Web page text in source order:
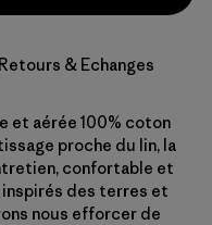
& Echanges
et aérée 100% coton
proche du lin, la
confortable et
des terres et
nous efforcer de